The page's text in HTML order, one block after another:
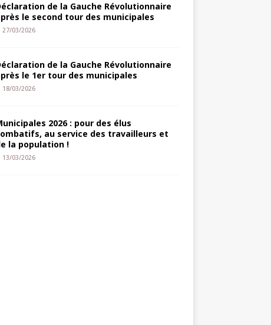
de la Gauche Révolutionnaire
le second tour des municipales
27/03/2026
de la Gauche Révolutionnaire
le 1er tour des municipales
18/03/2026
2026 : pour des élus
au service des travailleurs et
la population !
13/03/2026